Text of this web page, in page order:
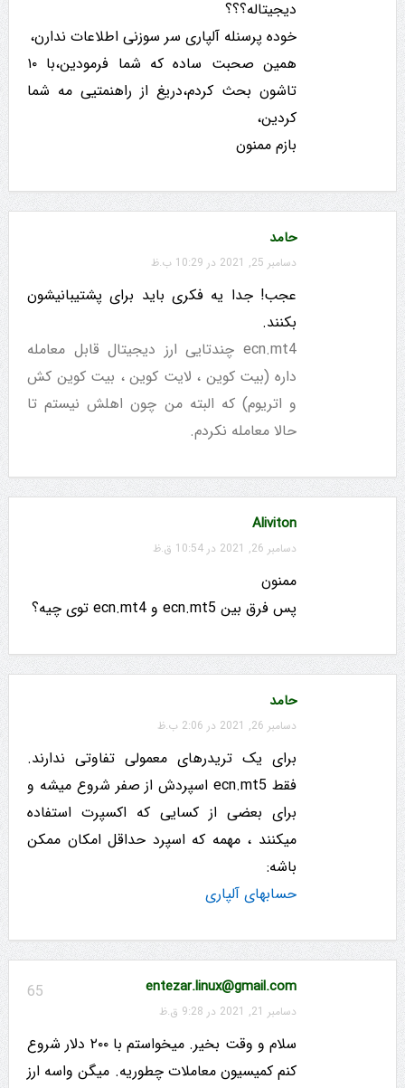
دیجیتاله؟؟؟
خوده پرسنله آلپاری سر سوزنی اطلاعات ندارن،
همین صحبت ساده که شما فرمودین،با ۱۰
تاشون بحث کردم،دریغ از راهنمتیی مه شما
کردین،
بازم ممنون
حامد
دسامبر 25, 2021 در 10:29 ب.ظ
عجب! جدا یه فکری باید برای پشتیبانیشون
بکنند.
ecn.mt4 چندتایی ارز دیجیتال قابل معامله
داره (بیت کوین ، لایت کوین ، بیت کوین کش
و اتریوم) که البته من چون اهلش نیستم تا
حالا معامله نکردم.
Aliviton
دسامبر 26, 2021 در 10:54 ق.ظ
ممنون
پس فرق بین ecn.mt5 و ecn.mt4 توی چیه؟
حامد
دسامبر 26, 2021 در 2:06 ب.ظ
برای یک تریدرهای معمولی تفاوتی ندارند.
فقط ecn.mt5 اسپردش از صفر شروع میشه و
برای بعضی از کسایی که اکسپرت استفاده
میکنند ، مهمه که اسپرد حداقل امکان ممکن
باشه:
حسابهای آلپاری
65 entezar.linux@gmail.com
دسامبر 21, 2021 در 9:28 ق.ظ
سلام و وقت بخیر. میخواستم با ۲۰۰ دلار شروع
کنم کمیسیون معاملات چطوریه. میگن واسه ارز